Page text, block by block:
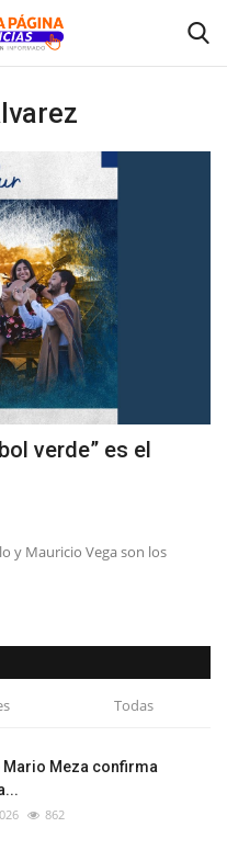
verde” es el
y Mauricio Vega son los
Todas
Meza confirma
862